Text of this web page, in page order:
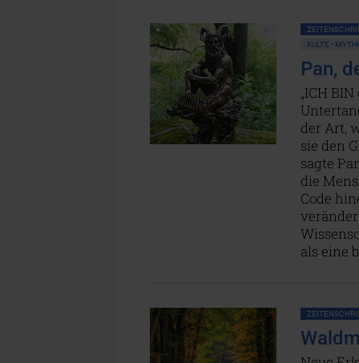
KULTE •
Pan,
„ICH
der Art,
sie den
sagte
die
Code
als eine